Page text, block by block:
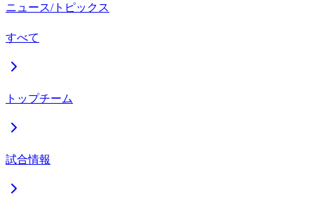
ニュース/トピックス
すべて
トップチーム
試合情報